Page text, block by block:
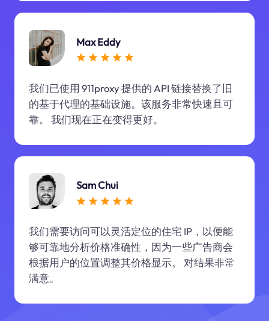
Max Eddy
我们已使用 911proxy 提供的 API 链接替换了旧
的基于代理的基础设施。该服务非常快速且可
靠。 我们现在正在变得更好。
Sam Chui
我们需要访问可以灵活定位的住宅 IP，以便能
够可靠地分析价格准确性，因为一些广告商会
根据用户的位置调整其价格显示。 对结果非常
满意。